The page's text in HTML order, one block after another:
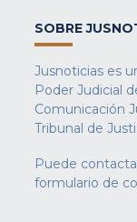
SOBRE
Jusnoticias es
Poder Judicial
Comunicación
Tribunal de
Puede
formulario de